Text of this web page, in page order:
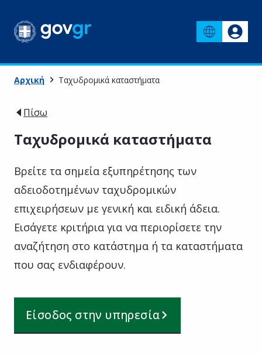
Αρχική Ταχυδρομικά καταστήματα
Πίσω
Ταχυδρομικά καταστήματα
Βρείτε τα σημεία εξυπηρέτησης των
αδειοδοτημένων ταχυδρομικών
επιχειρήσεων με γενική και ειδική άδεια.
Εισάγετε κριτήρια για να περιορίσετε την
αναζήτηση στο κατάστημα ή τα καταστήματα
που σας ενδιαφέρουν.
Είσοδος στην υπηρεσία